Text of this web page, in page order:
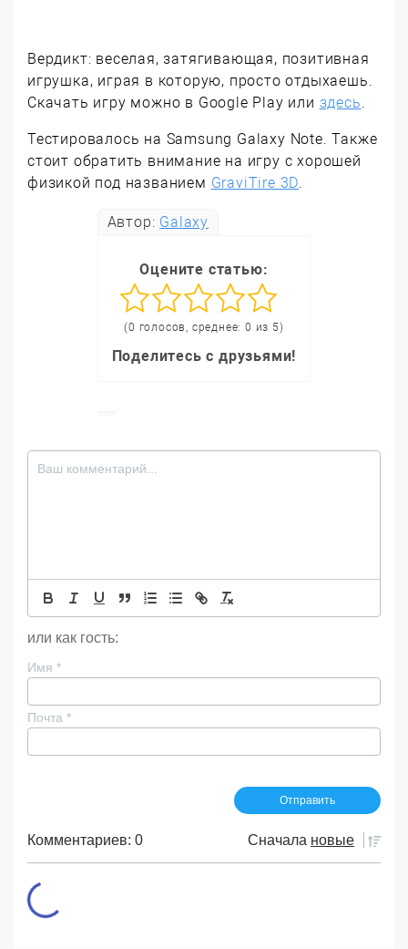
Вердикт: веселая, затягивающая, позитивная
игрушка, играя в которую, просто отдыхаешь.
Скачать игру можно в Google Play или здесь.
Тестировалось на Samsung Galaxy Note. Также
стоит обратить внимание на игру с хорошей
физикой под названием GraviTire 3D.
Автор: Galaxy
Оцените статью:
(0 голосов, среднее: 0 из 5)
Поделитесь с друзьями!
или как гость:
Имя *
Почта *
Комментариев: 0 Сначала новые